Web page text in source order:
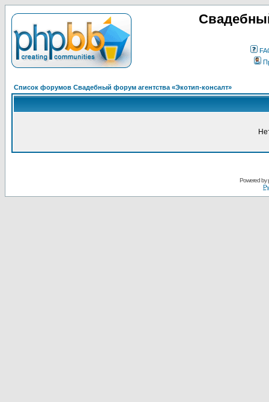
Список форумов Свадебный форум агентства «Экотип-консалт»
Powered by